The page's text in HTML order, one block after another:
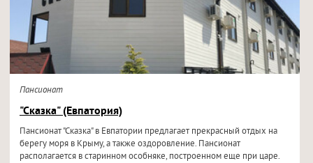
Пансионат
"Сказка" (Евпатория)
Пансионат "Сказка" в Евпатории предлагает прекрасный отдых на
берегу моря в Крыму, а также оздоровление. Пансионат
располагается в старинном особняке, построенном еще при царе.